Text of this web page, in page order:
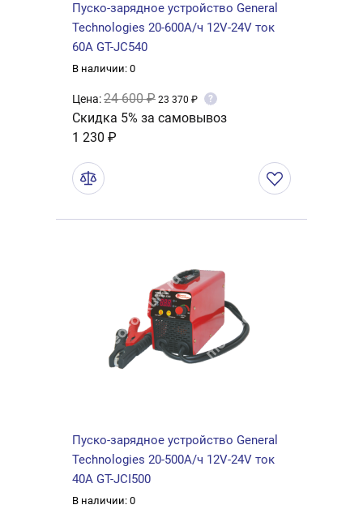
Пуско-зарядное устройство General
Technologies 20-600А/ч 12V-24V ток
60А GT-JC540
В наличии: 0
Цена:24 600 ₽ 23 370 ₽ ?
Скидка 5% за самовывоз
1 230 ₽
Пуско-зарядное устройство General
Technologies 20-500А/ч 12V-24V ток
40А GT-JCI500
В наличии: 0